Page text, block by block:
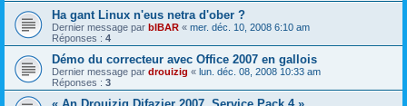
Ha gant Linux n'eus netra d'ober ?
Dernier message par bIBAR « mer. déc. 10, 2008 6:10 am
Réponses : 4
Démo du correcteur avec Office 2007 en gallois
Dernier message par drouizig « lun. déc. 08, 2008 10:33 am
Réponses : 3